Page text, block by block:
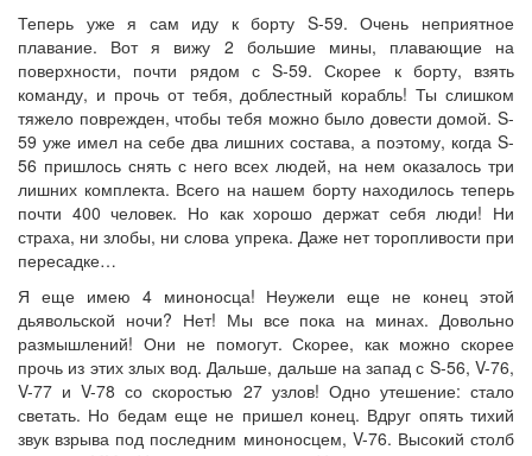
Теперь уже я сам иду к борту S-59. Очень неприятное
плавание. Вот я вижу 2 большие мины, плавающие на
поверхности, почти рядом с S-59. Скорее к борту, взять
команду, и прочь от тебя, доблестный корабль! Ты слишком
тяжело поврежден, чтобы тебя можно было довести домой. S-
59 уже имел на себе два лишних состава, а поэтому, когда S-
56 пришлось снять с него всех людей, на нем оказалось три
лишних комплекта. Всего на нашем борту находилось теперь
почти 400 человек. Но как хорошо держат себя люди! Ни
страха, ни злобы, ни слова упрека. Даже нет торопливости при
пересадке…
Я еще имею 4 миноносца! Неужели еще не конец этой
дьявольской ночи? Нет! Мы все пока на минах. Довольно
размышлений! Они не помогут. Скорее, как можно скорее
прочь из этих злых вод. Дальше, дальше на запад с S-56, V-76,
V-77 и V-78 со скоростью 27 узлов! Одно утешение: стало
светать. Но бедам еще не пришел конец. Вдруг опять тихий
звук взрыва под последним миноносцем, V-76. Высокий столб